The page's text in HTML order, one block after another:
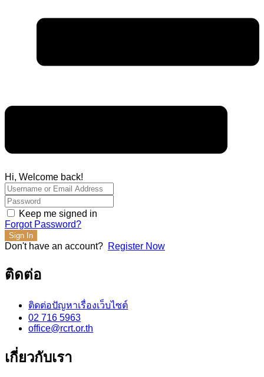
Hi, Welcome back!
Keep me signed in
Forgot Password?
Sign In
Don't have an account? Register Now
ติดต่อ
ติดต่อปัญหาเรื่องเว็บไซต์
02 716 5963
office@rcrt.or.th
เกี่ยวกับเรา